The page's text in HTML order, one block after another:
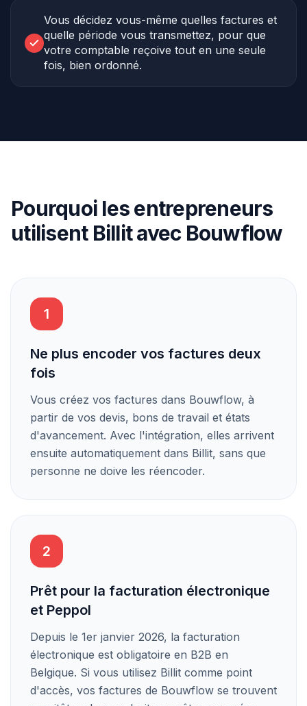
Vous décidez vous-même quelles factures et
quelle période vous transmettez, pour que
votre comptable reçoive tout en une seule
fois, bien ordonné.
Pourquoi les entrepreneurs
utilisent Billit avec Bouwflow
1
Ne plus encoder vos factures deux
fois
Vous créez vos factures dans Bouwflow, à
partir de vos devis, bons de travail et états
d'avancement. Avec l'intégration, elles arrivent
ensuite automatiquement dans Billit, sans que
personne ne doive les réencoder.
2
Prêt pour la facturation électronique
et Peppol
Depuis le 1er janvier 2026, la facturation
électronique est obligatoire en B2B en
Belgique. Si vous utilisez Billit comme point
d'accès, vos factures de Bouwflow se trouvent